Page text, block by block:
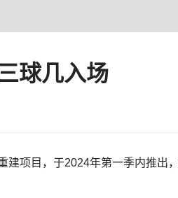
球几入场
建项目，于2024年第一季内推出